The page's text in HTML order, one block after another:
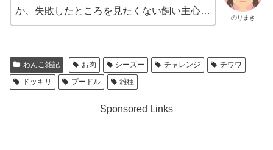
のりまき
か、失敗したところを見たくない飼い主心…
わんこ雑記 お肉 シーズー チャレンジ
チワワ
ドッキリ
プードル 雑種
Sponsored Links